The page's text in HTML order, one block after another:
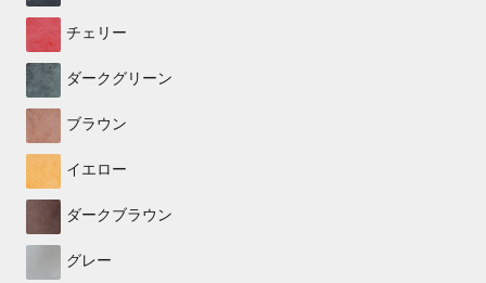
チェリー
ダークグリーン
ブラウン
イエロー
ダークブラウン
グレー